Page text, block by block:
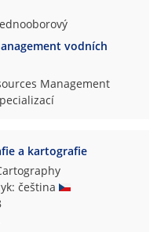
vodních
Management
a kartografie
čeština